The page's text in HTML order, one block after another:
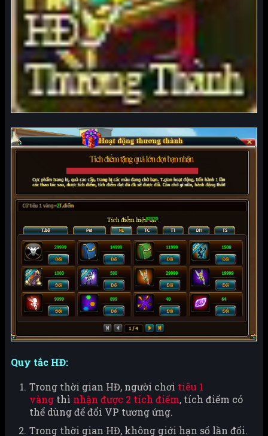
Quy tắc HĐ:
Trong thời gian HĐ, người chơi tiêu 1
vàng thì nhận được 2 tích điểm, tích điểm có
thể dùng để đổi VP tương ứng.
Trong thời gian HĐ, không giới hạn số lần đổi.